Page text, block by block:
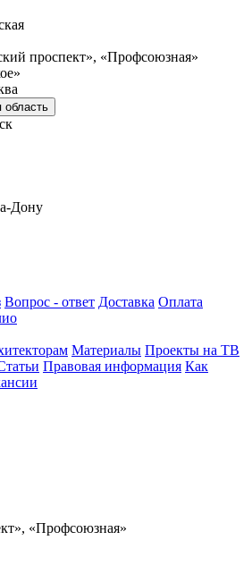
проспект», «Профсоюзная»
область
Дону
Вопрос - ответ Доставка Оплата
Материалы Проекты на ТВ
Правовая информация Как
«Профсоюзная»